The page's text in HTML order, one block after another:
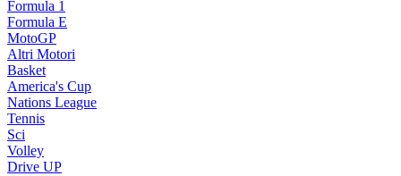
Formula 1
Formula E
MotoGP
Altri Motori
Basket
America's Cup
Nations League
Tennis
Sci
Volley
Drive UP